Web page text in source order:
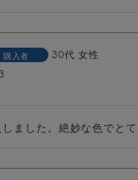
購入者 30代 女性
ました。絶妙な色でとて